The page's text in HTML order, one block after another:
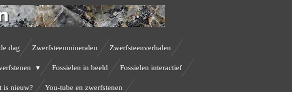
dag Zwerfsteenmineralen Zwerfsteenverhalen
Fossielen in beeld Fossielen interactief
is nieuw? You-tube en zwerfstenen